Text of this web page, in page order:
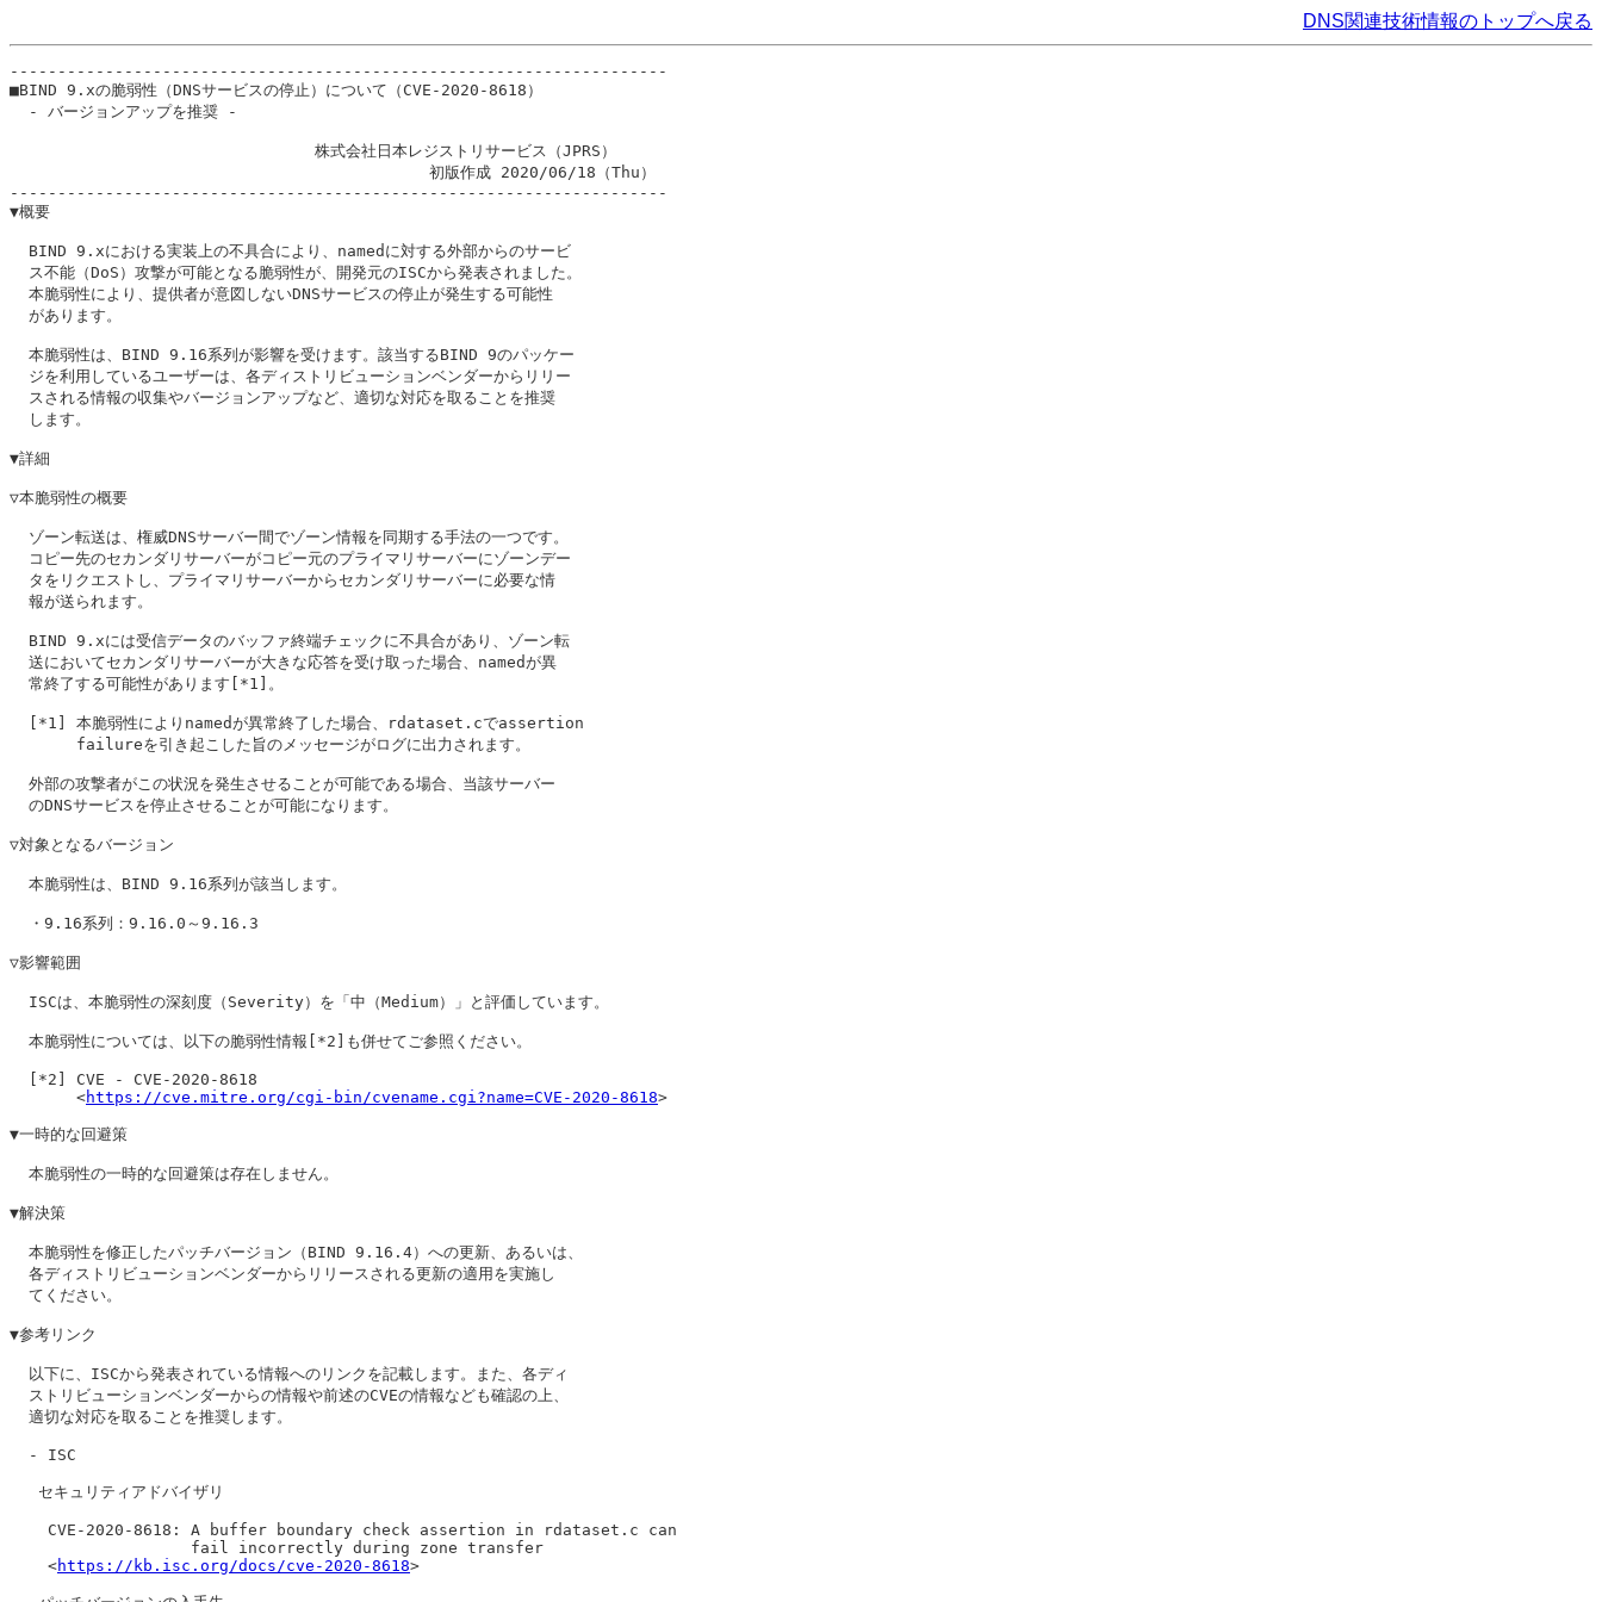
DNS関連技術情報のトップへ戻る
---------------------------------------------------------------------
■BIND 9.xの脆弱性（DNSサービスの停止）について（CVE-2020-8618）
  - バージョンアップを推奨 -
                                株式会社日本レジストリサービス（JPRS）
                                            初版作成 2020/06/18（Thu）
---------------------------------------------------------------------
▼概要
  BIND 9.xにおける実装上の不具合により、namedに対する外部からのサービ
  ス不能（DoS）攻撃が可能となる脆弱性が、開発元のISCから発表されました。
  本脆弱性により、提供者が意図しないDNSサービスの停止が発生する可能性
  があります。
  本脆弱性は、BIND 9.16系列が影響を受けます。該当するBIND 9のパッケー
  ジを利用しているユーザーは、各ディストリビューションベンダーからリリー
  スされる情報の収集やバージョンアップなど、適切な対応を取ることを推奨
  します。
▼詳細
▽本脆弱性の概要
  ゾーン転送は、権威DNSサーバー間でゾーン情報を同期する手法の一つです。
  コピー先のセカンダリサーバーがコピー元のプライマリサーバーにゾーンデー
  タをリクエストし、プライマリサーバーからセカンダリサーバーに必要な情
  報が送られます。
  BIND 9.xには受信データのバッファ終端チェックに不具合があり、ゾーン転
  送においてセカンダリサーバーが大きな応答を受け取った場合、namedが異
  常終了する可能性があります[*1]。
  [*1] 本脆弱性によりnamedが異常終了した場合、rdataset.cでassertion
       failureを引き起こした旨のメッセージがログに出力されます。
  外部の攻撃者がこの状況を発生させることが可能である場合、当該サーバー
  のDNSサービスを停止させることが可能になります。
▽対象となるバージョン
  本脆弱性は、BIND 9.16系列が該当します。
  ・9.16系列：9.16.0～9.16.3
▽影響範囲
  ISCは、本脆弱性の深刻度（Severity）を「中（Medium）」と評価しています。
  本脆弱性については、以下の脆弱性情報[*2]も併せてご参照ください。
  [*2] CVE - CVE-2020-8618
       <
https://cve.mitre.org/cgi-bin/cvename.cgi?name=CVE-2020-8618>
▼一時的な回避策
  本脆弱性の一時的な回避策は存在しません。
▼解決策
  本脆弱性を修正したパッチバージョン（BIND 9.16.4）への更新、あるいは、
  各ディストリビューションベンダーからリリースされる更新の適用を実施し
  てください。
▼参考リンク
  以下に、ISCから発表されている情報へのリンクを記載します。また、各ディ
  ストリビューションベンダーからの情報や前述のCVEの情報なども確認の上、
  適切な対応を取ることを推奨します。
  - ISC
   セキュリティアドバイザリ
    CVE-2020-8618: A buffer boundary check assertion in rdataset.c can
                   fail incorrectly during zone transfer
    <
https://kb.isc.org/docs/cve-2020-8618>